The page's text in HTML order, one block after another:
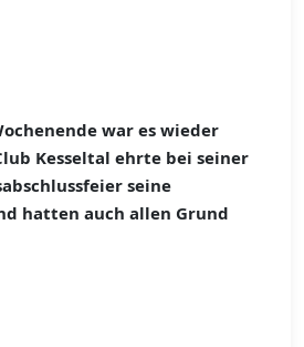
war es wieder
Kesseltal ehrte bei seiner
seine
hatten auch allen Grund